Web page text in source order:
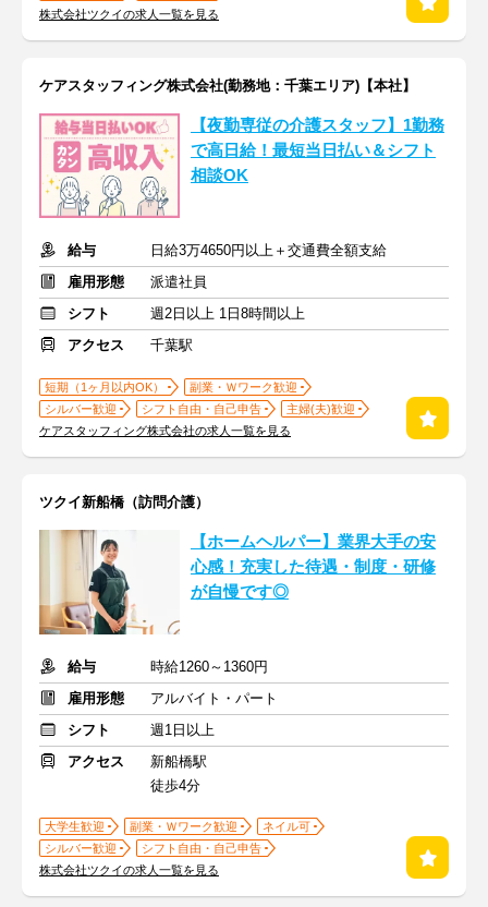
株式会社ツクイの求人一覧を見る
ケアスタッフィング株式会社(勤務地：千葉エリア)【本社】
【夜勤専従の介護スタッフ】1勤務
で高日給！最短当日払い＆シフト
相談OK
給与
日給3万4650円以上＋交通費全額支給
雇用形態
派遣社員
シフト
週2日以上 1日8時間以上
アクセス
千葉駅
短期（1ヶ月以内OK）
副業・Ｗワーク歓迎
シルバー歓迎
シフト自由・自己申告
主婦(夫)歓迎
ケアスタッフィング株式会社の求人一覧を見る
ツクイ新船橋（訪問介護）
【ホームヘルパー】業界大手の安
心感！充実した待遇・制度・研修
が自慢です◎
給与
時給1260～1360円
雇用形態
アルバイト・パート
シフト
週1日以上
アクセス
新船橋駅
徒歩4分
大学生歓迎 副業・Ｗワーク歓迎
ネイル可
シルバー歓迎
シフト自由・自己申告
株式会社ツクイの求人一覧を見る